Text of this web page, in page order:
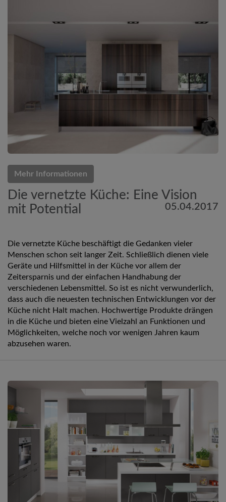
Mehr Informationen
Die vernetzte Küche: Eine Vision
mit Potential
05.04.2017
Die vernetzte Küche beschäftigt die Gedanken vieler
Menschen schon seit langer Zeit. Schließlich dienen viele
Geräte und Hilfsmittel in der Küche vor allem der
Zeitersparnis und der einfachen Handhabung der
verschiedenen Lebensmittel. So ist es nicht verwunderlich,
dass auch die neuesten technischen Entwicklungen vor der
Küche nicht Halt machen. Hochwertige Produkte drängen
in die Küche und bieten eine Vielzahl an Funktionen und
Möglichkeiten, welche noch vor wenigen Jahren kaum
abzusehen waren.